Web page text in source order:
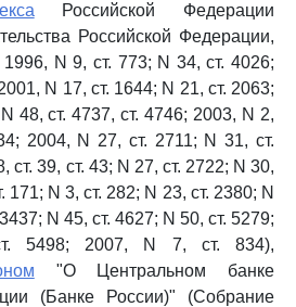
Российской Федерации
Российской Федерации,
N 9, ст. 773; N 34, ст. 4026;
N 17, ст. 1644; N 21, ст. 2063;
48, ст. 4737, ст. 4746; 2003, N 2,
2004, N 27, ст. 2711; N 31, ст.
ст. 39, ст. 43; N 27, ст. 2722; N 30,
171; N 3, ст. 282; N 23, ст. 2380; N
N 45, ст. 4627; N 50, ст. 5279;
5498; 2007, N 7, ст. 834),
"О Центральном банке
(Банке России)" (Собрание